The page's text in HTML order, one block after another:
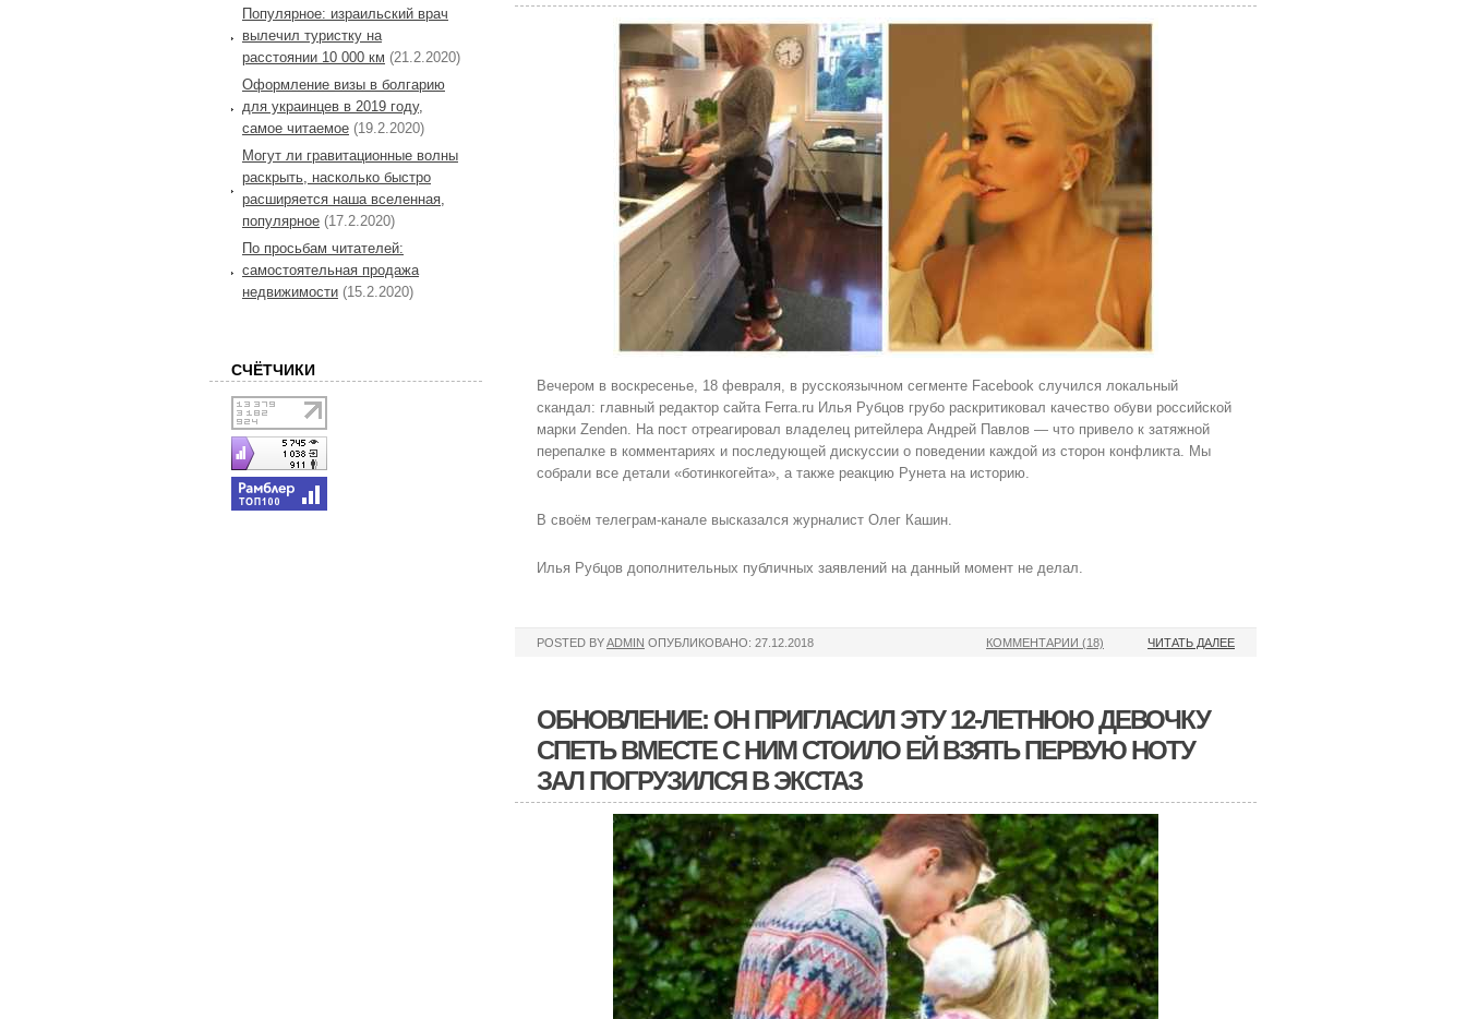
Вечером в воскресенье, 18 февраля, в русскоязычном сегменте Facebook случился локальный
скандал: главный редактор сайта Ferra.ru Илья Рубцов грубо раскритиковал качество обуви российской
марки Zenden. На пост отреагировал владелец ритейлера Андрей Павлов — что привело к затяжной
перепалке в комментариях и последующей дискуссии о поведении каждой из сторон конфликта. Мы
собрали все детали «ботинкогейта», а также реакцию Рунета на историю.
В своём телеграм-канале высказался журналист Олег Кашин.
Илья Рубцов дополнительных публичных заявлений на данный момент не делал.
POSTED BYADMIN ОПУБЛИКОВАНО: 27.12.2018 ЧИТАТЬ ДАЛЕЕ
КОММЕНТАРИИ (18)
ОБНОВЛЕНИЕ: ОН ПРИГЛАСИЛ ЭТУ 12-ЛЕТНЮЮ ДЕВОЧКУ
СПЕТЬ ВМЕСТЕ С НИМ СТОИЛО ЕЙ ВЗЯТЬ ПЕРВУЮ НОТУ
ЗАЛ ПОГРУЗИЛСЯ В ЭКСТАЗ
Популярное: израильский врач
вылечил туристку на
расстоянии 10 000 км (21.2.2020)
Оформление визы в болгарию
для украинцев в 2019 году,
самое читаемое (19.2.2020)
Могут ли гравитационные волны
раскрыть, насколько быстро
расширяется наша вселенная,
популярное (17.2.2020)
По просьбам читателей:
самостоятельная продажа
недвижимости (15.2.2020)
СЧЁТЧИКИ